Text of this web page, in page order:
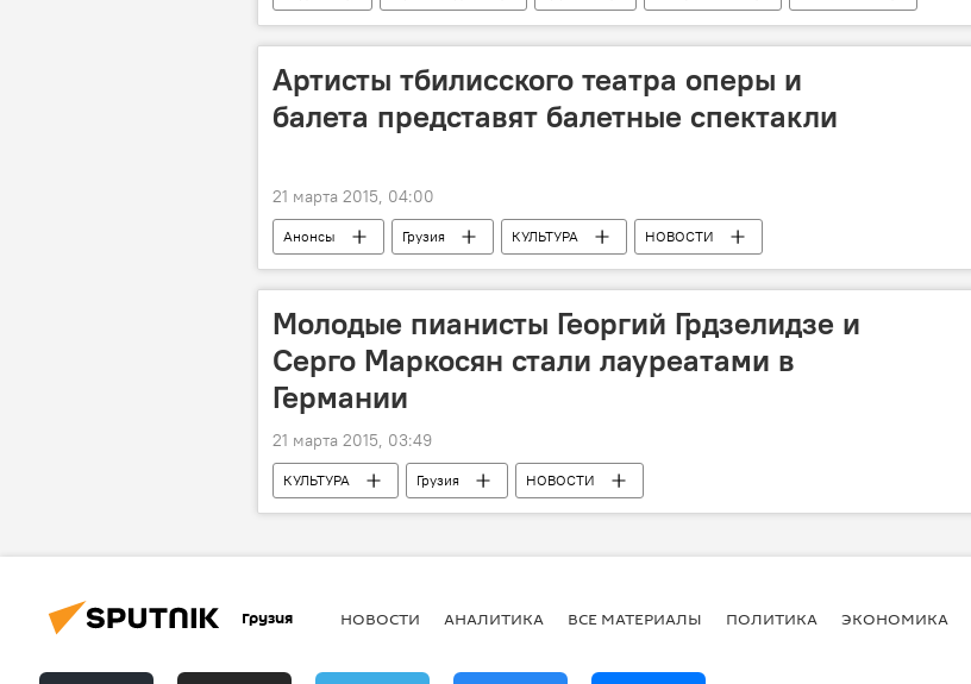
Артисты тбилисского театра оперы и
балета представят балетные спектакли
21 марта 2015, 04:00
Анонсы Грузия КУЛЬТУРА НОВОСТИ
Молодые пианисты Георгий Грдзелидзе и
Серго Маркосян стали лауреатами в
Германии
21 марта 2015, 03:49
КУЛЬТУРА Грузия НОВОСТИ
Грузия НОВОСТИ АНАЛИТИКА ВСЕ МАТЕРИАЛЫ ПОЛИТИКА ЭКОНОМИКА